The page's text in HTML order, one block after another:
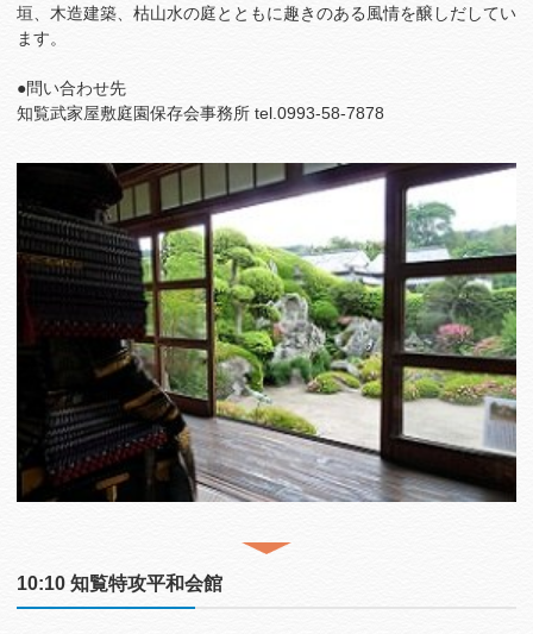
垣、木造建築、枯山水の庭とともに趣きのある風情を醸しだしてい
ます。
●問い合わせ先
知覧武家屋敷庭園保存会事務所 tel.0993-58-7878
10:10 知覧特攻平和会館